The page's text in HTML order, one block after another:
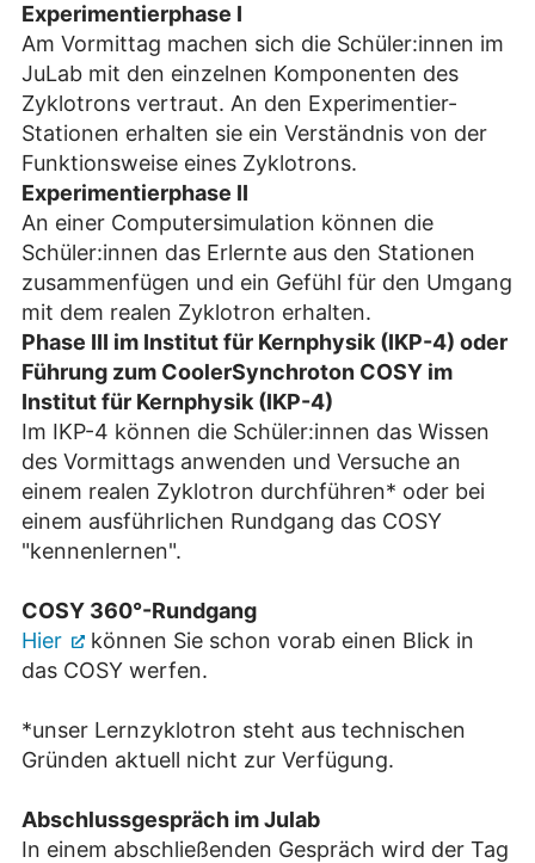
Experimentierphase I
Am Vormittag machen sich die Schüler:innen im
JuLab mit den einzelnen Komponenten des
Zyklotrons vertraut. An den Experimentier-
Stationen erhalten sie ein Verständnis von der
Funktionsweise eines Zyklotrons.
Experimentierphase II
An einer Computersimulation können die
Schüler:innen das Erlernte aus den Stationen
zusammenfügen und ein Gefühl für den Umgang
mit dem realen Zyklotron erhalten.
Phase III im Institut für Kernphysik (IKP-4) oder
Führung zum CoolerSynchroton COSY im
Institut für Kernphysik (IKP-4)
Im IKP-4 können die Schüler:innen das Wissen
des Vormittags anwenden und Versuche an
einem realen Zyklotron durchführen* oder bei
einem ausführlichen Rundgang das COSY
"kennenlernen".
COSY 360°-Rundgang
Hier
können Sie schon vorab einen Blick in
das COSY werfen.
*unser Lernzyklotron steht aus technischen
Gründen aktuell nicht zur Verfügung.
Abschlussgespräch im Julab
In einem abschließenden Gespräch wird der Tag